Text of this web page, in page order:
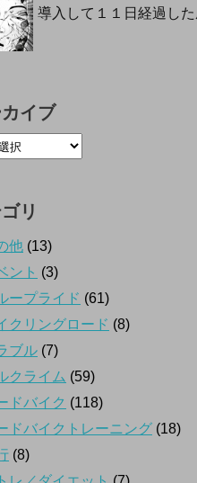
導入して１１日経過し
イブ
リ
他 (13)
ント (3)
ープライド (61)
クリングロード (8)
ブル (7)
クライム (59)
ドバイク (118)
ドバイクトレーニング (18)
(8)